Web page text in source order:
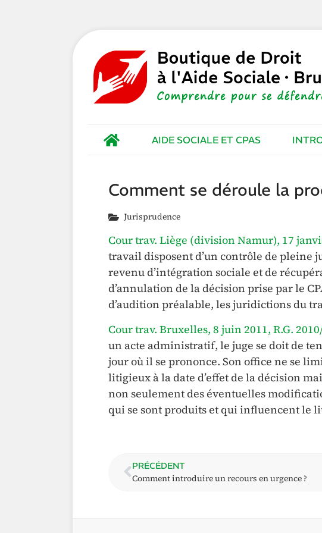
AIDE SOCIALE ET CPAS
Comment se déroule la
Jurisprudence
Cour trav. Liège (division Namur), 17
travail disposent d’un contrôle de pleine
revenu d’intégration sociale et de
d’annulation de la décision prise par le
d’audition préalable, les juridictions du
Cour trav. Bruxelles, 8 juin 2011, R.G.
un acte administratif, le juge se doit de
jour où il se prononce. Son office ne se
litigieux à la date d’effet de la décision
non seulement des éventuelles
qui se sont produits et qui influencent le
PRÉCÉDENT
Comment introduire un recours en urgence ?